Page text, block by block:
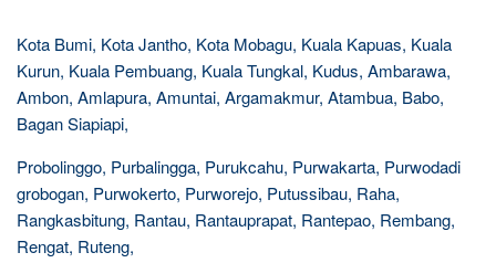
Kota Bumi, Kota Jantho, Kota Mobagu, Kuala Kapuas, Kuala
Kurun, Kuala Pembuang, Kuala Tungkal, Kudus, Ambarawa,
Ambon, Amlapura, Amuntai, Argamakmur, Atambua, Babo,
Bagan Siapiapi,
Probolinggo, Purbalingga, Purukcahu, Purwakarta, Purwodadi
grobogan, Purwokerto, Purworejo, Putussibau, Raha,
Rangkasbitung, Rantau, Rantauprapat, Rantepao, Rembang,
Rengat, Ruteng,